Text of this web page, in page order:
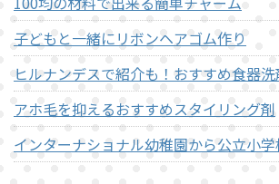
子どもと一緒にリボンヘアゴム作り
ヒルナンデスで紹介も！おすすめ食器洗
アホ毛を抑えるおすすめスタイリング剤
インターナショナル幼稚園から公立小学